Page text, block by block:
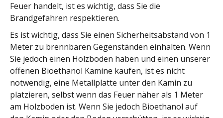
Feuer handelt, ist es wichtig, dass Sie die
Brandgefahren respektieren.
Es ist wichtig, dass Sie einen Sicherheitsabstand von 1
Meter zu brennbaren Gegenständen einhalten. Wenn
Sie jedoch einen Holzboden haben und einen unserer
offenen Bioethanol Kamine kaufen, ist es nicht
notwendig, eine Metallplatte unter den Kamin zu
platzieren, selbst wenn das Feuer näher als 1 Meter
am Holzboden ist. Wenn Sie jedoch Bioethanol auf